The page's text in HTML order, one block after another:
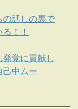
の話しの裏で
！！
覚に貢献し
己中ムー